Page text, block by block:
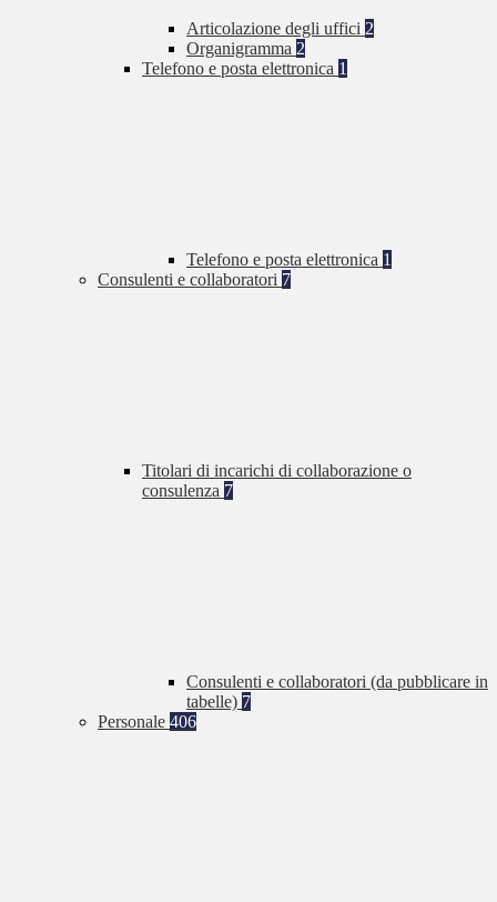
Articolazione degli uffici 2
Organigramma 2
Telefono e posta elettronica 1
Telefono e posta elettronica 1
Consulenti e collaboratori 7
Titolari di incarichi di collaborazione o
consulenza 7
Consulenti e collaboratori (da pubblicare in
tabelle) 7
Personale 406